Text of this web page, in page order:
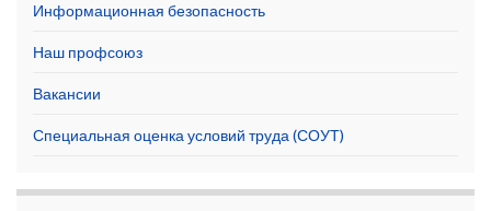
Информационная безопасность
Наш профсоюз
Вакансии
Специальная оценка условий труда (СОУТ)